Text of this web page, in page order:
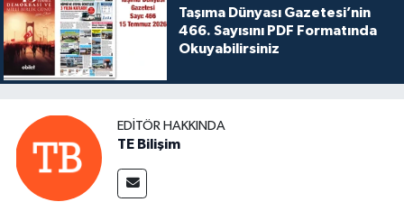
Taşıma Dünyası Gazetesi’nin
466. Sayısını PDF Formatında
Okuyabilirsiniz
EDITÖR HAKKINDA
TE Bilişim